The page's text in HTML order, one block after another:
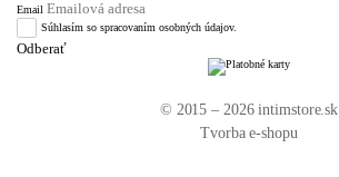
Email
Súhlasím so spracovaním osobných údajov.
© 2015 – 2026 intimstore.sk
Tvorba e-shopu